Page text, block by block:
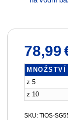
78,99
MNOŽSTVÍ
z 5
z 10
SKU: TiOS-